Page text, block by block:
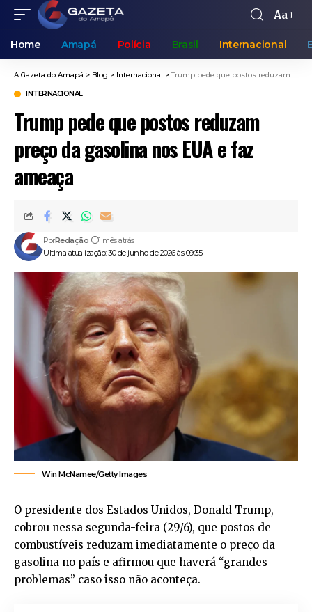
Aa
Home Amapá Polícia Brasil Internacional
A Gazeta do Amapá > Blog > Internacional >Trump pede que postos reduzam preço da gasolina nos EUA e faz ameaça
INTERNACIONAL
Trump pede que postos reduzam
preço da gasolina nos EUA e faz
ameaça
Ultima atualização: 30 de junho de 2026 às 09:35
PorRedação 1 mês atrás
Win McNamee/Getty Images
O presidente dos Estados Unidos, Donald Trump,
cobrou nessa segunda-feira (29/6), que postos de
combustíveis reduzam imediatamente o preço da
gasolina no país e afirmou que haverá “grandes
problemas” caso isso não aconteça.